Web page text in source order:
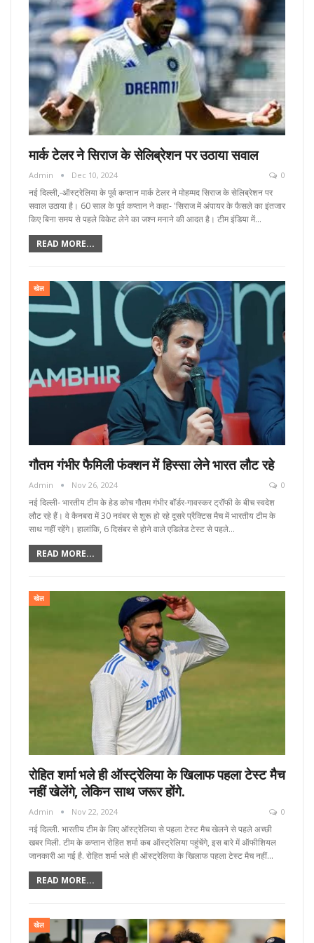
मार्क टेलर ने सिराज के सेलिब्रेशन पर उठाया सवाल
Admin Dec 10, 2024 0
नई दिल्ली,-ऑस्ट्रेलिया के पूर्व कप्तान मार्क टेलर ने मोहम्मद सिराज के सेलिब्रेशन पर
सवाल उठाया है। 60 साल के पूर्व कप्तान ने कहा- 'सिराज में अंपायर के फैसले का इंतजार
किए बिना समय से पहले विकेट लेने का जश्न मनाने की आदत है। टीम इंडिया में…
READ MORE...
खेल
गौतम गंभीर फैमिली फंक्शन में हिस्सा लेने भारत लौट रहे
Admin Nov 26, 2024 0
नई दिल्ली- भारतीय टीम के हेड कोच गौतम गंभीर बॉर्डर-गावस्कर ट्रॉफी के बीच स्वदेश
लौट रहे हैं। वे कैनबरा में 30 नवंबर से शुरू हो रहे दूसरे प्रैक्टिस मैच में भारतीय टीम के
साथ नहीं रहेंगे। हालांकि, 6 दिसंबर से होने वाले एडिलेड टेस्ट से पहले…
READ MORE...
खेल
रोहित शर्मा भले ही ऑस्ट्रेलिया के खिलाफ पहला टेस्ट मैच
नहीं खेलेंगे, लेकिन साथ जरूर होंगे.
Admin Nov 22, 2024 0
नई दिल्ली. भारतीय टीम के लिए ऑस्ट्रेलिया से पहला टेस्ट मैच खेलने से पहले अच्छी
खबर मिली. टीम के कप्तान रोहित शर्मा कब ऑस्ट्रेलिया पहुंचेंगे, इस बारे में ऑफीशियल
जानकारी आ गई है. रोहित शर्मा भले ही ऑस्ट्रेलिया के खिलाफ पहला टेस्ट मैच नहीं…
READ MORE...
खेल